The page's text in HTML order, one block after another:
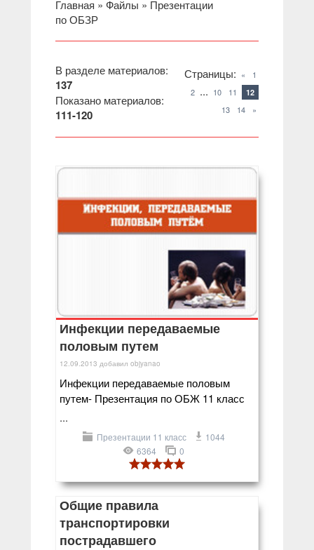
Главная » Файлы » Презентации
по ОБЗР
В разделе материалов:
137
Показано материалов:
111-120
Страницы: «
1
2 ... 10 11 12
13 14 »
Инфекции передаваемые
половым путем
12.09.2013 добавил objyanao
Инфекции передаваемые половым
путем- Презентация по ОБЖ 11 класс
...
Презентации 11 класс
1044
6364
0
Общие правила
транспортировки
пострадавшего